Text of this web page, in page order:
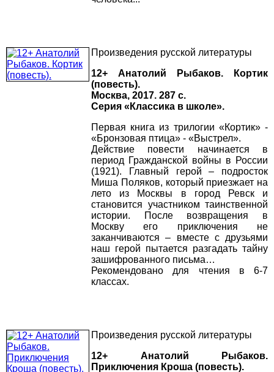
Произведения русской литературы
12+ Анатолий Рыбаков. Кортик
(повесть).
Москва, 2017. 287 с.
Серия «Классика в школе».
Первая книга из трилогии «Кортик» -
«Бронзовая птица» - «Выстрел».
Действие повести начинается в
период Гражданской войны в России
(1921). Главный герой – подросток
Миша Поляков, который приезжает на
лето из Москвы в город Ревск и
становится участником таинственной
истории. После возвращения в
Москву его приключения не
заканчиваются – вместе с друзьями
наш герой пытается разгадать тайну
зашифрованного письма…
Рекомендовано для чтения в 6-7
классах.
Произведения русской литературы
12+ Анатолий Рыбаков.
Приключения Кроша (повесть).